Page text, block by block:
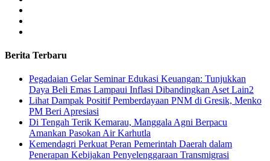
Berita Terbaru
Pegadaian Gelar Seminar Edukasi Keuangan: Tunjukkan
Daya Beli Emas Lampaui Inflasi Dibandingkan Aset Lain2
Lihat Dampak Positif Pemberdayaan PNM di Gresik, Menko
PM Beri Apresiasi
​Di Tengah Terik Kemarau, Manggala Agni Berpacu
Amankan Pasokan Air Karhutla
Kemendagri Perkuat Peran Pemerintah Daerah dalam
Penerapan Kebijakan Penyelenggaraan Transmigrasi